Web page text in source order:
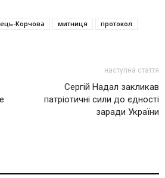
Корчова митниця
протокол
наступна стаття
Сергій Надал закликав
патріотичні сили до єдності
заради України